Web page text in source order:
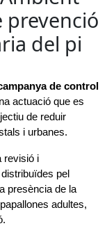
prevenció
del pi
de control
actuació que es
de reduir
i urbanes.
revisió i
pel
presència de la
adultes,